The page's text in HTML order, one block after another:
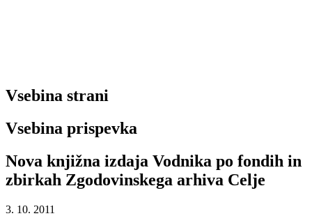
Vsebina strani
Vsebina prispevka
Nova knjižna izdaja Vodnika po fondih in
zbirkah Zgodovinskega arhiva Celje
3. 10. 2011